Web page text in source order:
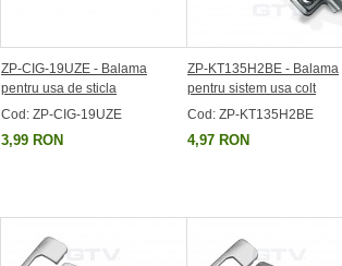
ZP-CIG-19UZE - Balama
pentru usa de sticla
Cod: ZP-CIG-19UZE
3,99 RON
ZP-KT135H2BE - Balama
pentru sistem usa colt
Cod: ZP-KT135H2BE
4,97 RON